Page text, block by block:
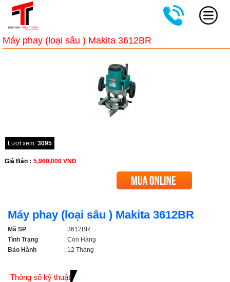
Máy phay (loại sâu ) Makita 3612BR
Lượt xem: 3095
Giá Bán : 5,960,000 VNĐ
Máy phay (loại sâu ) Makita 3612BR
Mã SP
: 3612BR
Tình Trạng
: Còn Hàng
Bảo Hành
: 12 Tháng
Thông số kỹ thuật